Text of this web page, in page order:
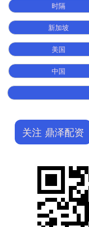
时隔
新加坡
美国
中国
关注 鼎泽配资